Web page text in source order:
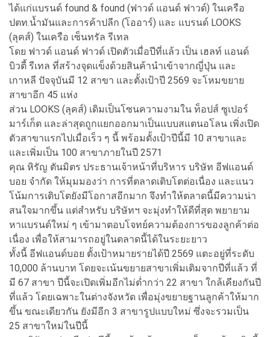
ได้แก่แบรนด์ found & found (ฟาวด์ แอนด์ ฟาวด์) ในเครือ
ปตท.น้ำมันและการค้าปลีก (โออาร์) และ แบรนด์ LOOKS
(ลุคส์) ในเครือ เซ็นทรัล รีเทล
โดย ฟาวด์ แอนด์ ฟาวด์ เปิดตัวเมื่อปีที่แล้ว เป็น เฮลท์ แอนด์
บิวตี้ รีเทล ที่สร้างจุดแข็งด้วยสินค้านำเข้าจากญี่ปุ่น และ
เกาหลี ปัจจุบันมี 12 สาขา และตั้งเป้าปี 2569 จะโหมขยาย
สาขาอีก 45 แห่ง
ส่วน LOOKS (ลุคส์) เดิมเป็นโซนความงามใน ท็อปส์ ซูเปอร์
มาร์เก็ต และล่าสุดถูกแยกออกมาเป็นแบบสแตนอโลน เพิ่งเปิด
ตัวสาขาแรกไปเมื่อเร็ว ๆ นี้ พร้อมตั้งเป้าปีนี้มี 10 สาขาและ
และเพิ่มเป็น 100 สาขาภายในปี 2571
คุณ หิรัญ ตันมิตร ประธานเจ้าหน้าที่บริหาร บริษัท อีฟแอนด์
บอย จำกัด ให้มุมมองว่า การที่ตลาดเติบโตต่อเนื่อง และแนว
โน้มการเติบโตยังมีโอกาสอีกมาก จึงทำให้ตลาดนี้มีความน่า
สนใจมากขึ้น แต่สำหรับ บริษัทฯ จะมุ่งทำให้ดีที่สุด พยายาม
หาแบรนด์ใหม่ ๆ เข้ามาตอบโจทย์ความต้องการของลูกค้าต่อ
เนื่อง เพื่อให้สามารถอยู่ในตลาดนี้ได้ในระยะยาว
ทั้งนี้ อีฟแอนด์บอย ตั้งเป้าหมายรายได้ปี 2569 แตะอยู่ที่ระดับ
10,000 ล้านบาท โดยจะเน้นขยายสาขาเพิ่มเติมจากปีที่แล้ว ที่
มี 67 สาขา ปีนี้จะเปิดเพิ่มอีกไม่ต่ำกว่า 22 สาขา ใกล้เคียงกันปี
ที่แล้ว โดยเฉพาะในต่างจังหวัด เพื่อมุ่งขยายฐานลูกค้าให้มาก
ขึ้น ขณะเดียวกัน ยังมีอีก 3 สาขารูปแบบใหม่ ซึ่งจะรวมเป็น
25 สาขาใหม่ในปีนี้